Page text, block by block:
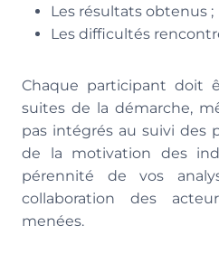
Les résultats obtenus ;
Les difficultés
Chaque participant doit
suites de la démarche,
pas intégrés au suivi des
de la motivation des
pérennité de vos
collaboration des
menées.